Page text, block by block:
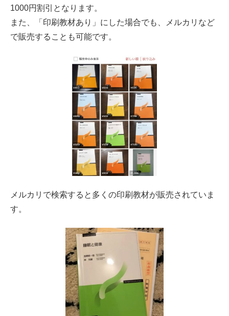
1000円割引となります。
また、「印刷教材あり」にした場合でも、メルカリなど
で販売することも可能です。
メルカリで検索すると多くの印刷教材が販売されていま
す。